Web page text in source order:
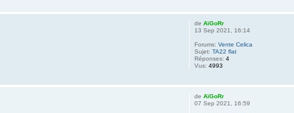
de AïGoRr
13 Sep 2021, 16:14
Forums: Vente Celica
Sujet: TA22 flat
Réponses: 4
Vus: 4993
de AïGoRr
07 Sep 2021, 16:59